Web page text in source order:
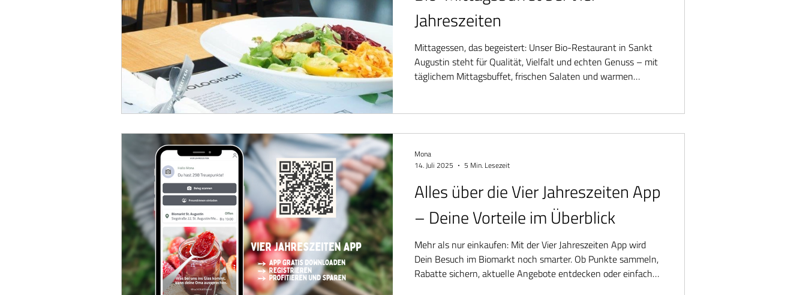
Jahreszeiten
Mittagessen, das begeistert: Unser Bio-Restaurant in Sankt
Augustin steht für Qualität, Vielfalt und echten Genuss – mit
täglichem Mittagsbuffet, frischen Salaten und warmen
Alles über die Vier Jahreszeiten App
– Deine Vorteile im Überblick
Mehr als nur einkaufen: Mit der Vier Jahreszeiten App wird
Dein Besuch im Biomarkt noch smarter. Ob Punkte sammeln,
Rabatte sichern, aktuelle Angebote entdecken oder einfach
Mona
14. Juli 2025
5 Min. Lesezeit